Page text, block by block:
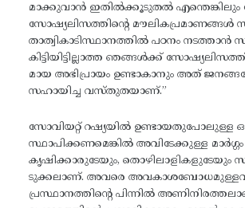
മാക്കുവാൻ ഇതിൽക്കൂടുതൽ
സോഷ്യലിസത്തിന്റെ മൗലികപ്രമാണങ്ങൾ
താത്വികാടിസ്ഥാനത്തിൽ പഠനം നടത്താൻ
കിട്ടിയിട്ടില്ലാത്ത ഞങ്ങൾക്ക്
മായ അഭിപ്രായം ഉണ്ടാകാനും അത്
സഹായിച്ച വസ്തുതയാണ്.”
സോവിയറ്റ് റഷ്യയിൽ ഉണ്ടായതുപോലുള്ള
സ്ഥാപിക്കണമെങ്കിൽ അവിടേക്കുള്ള മാർഗ്ഗം
കൃഷിക്കാരുടേയും, തൊഴിലാളികളുടേയും
ടുക്കലാണ്. അവരെ
പ്രസ്ഥാനത്തിന്റെ പിന്നിൽ